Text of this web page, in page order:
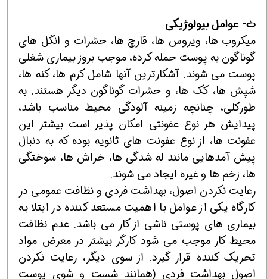
ث- عوامل بیولوژیکی
میکروب ها، ویروس ها، قارچ ها، حشرات و انگل های
گوناگون به پوست حمله کرده، موجب بروز بیماری شغلی
پوست می شوند. آشکارترین آنها شامل کرم ها، کنه ها،
شپش ها، کک ها، و حشرات گوناگون دیگر هستند. به
طورکلی، چنانچه زمینه آلودگی محیط مناسب باشد،
پیدایش هر نوع عفونتی امکان پذیر است بیشتر این
عفونت ها، از نوع عفونت های ثانویه بوده که به دنبال
پیش آمدهایی مانند له شدگی ها، خراش ها، سوختگی
ها، زخم ها و غیره ایجاد می شوند.
رعایت نکردن اصول، بهداشت فردی و نظافت عمومی در
کارگاه یکی از عوامل با اهمیت مستعد کننده در ابتلا به
بیماری های پوستی ناشی از کار می باشد. عدم نظافت
محیط کار موجب می شود کارگر بیشتر در معرض مواد
تحریک کننده قرار گیرد. از سوی دیگر، رعایت نکردن
اصول بهداشت فردی (همانند شست و شوی پوست